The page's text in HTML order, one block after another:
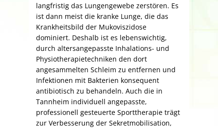
langfristig das Lungengewebe zerstören. Es
ist dann meist die kranke Lunge, die das
Krankheitsbild der Mukoviszidose
dominiert. Deshalb ist es lebenswichtig,
durch altersangepasste Inhalations- und
Physio­therapietechniken den dort
angesammelten Schleim zu entfernen und
Infektionen mit Bakterien konsequent
antibiotisch zu behandeln. Auch die in
Tannheim individuell angepasste,
professionell gesteuerte Sporttherapie trägt
zur Verbesserung der Sekretmobilisation,